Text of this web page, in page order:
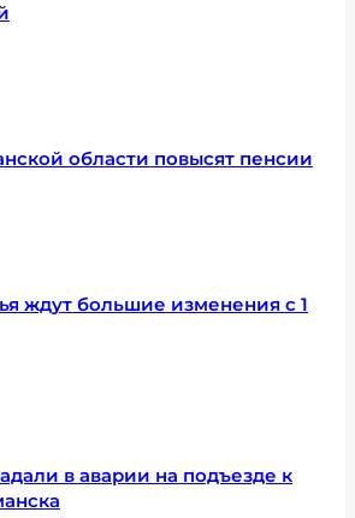
области повысят пенсии
ждут большие изменения с 1
в аварии на подъезде к